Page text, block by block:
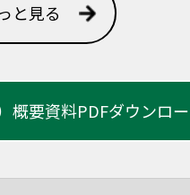
と見る
概要資料PDFダウンロ